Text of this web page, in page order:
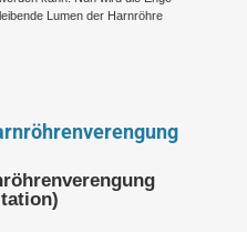
Lumen der Harnröhre